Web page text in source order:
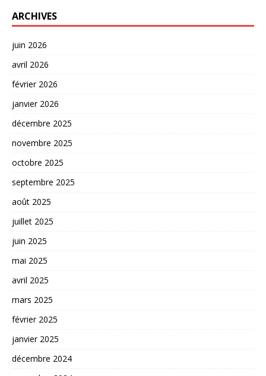
ARCHIVES
juin 2026
avril 2026
février 2026
janvier 2026
décembre 2025
novembre 2025
octobre 2025
septembre 2025
août 2025
juillet 2025
juin 2025
mai 2025
avril 2025
mars 2025
février 2025
janvier 2025
décembre 2024